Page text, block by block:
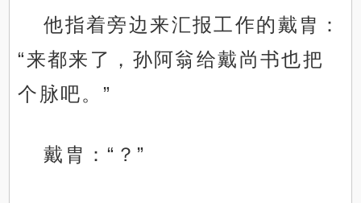
他指着旁边来汇报工作的戴胄：
“来都来了，孙阿翁给戴尚书也把
个脉吧。”
戴胄：“？”